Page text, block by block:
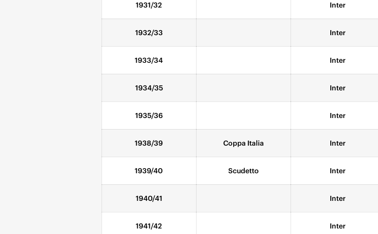
1931/32 Inter
1932/33 Inter
1933/34 Inter
1934/35 Inter
1935/36 Inter
1938/39 Coppa Italia Inter
1939/40 Scudetto Inter
1940/41 Inter
1941/42 Inter